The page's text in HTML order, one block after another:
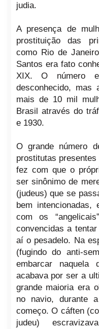
judia.
A presença de
prostituição das
como Rio de
Santos era fato
XIX. O número
desconhecido, mas
mais de 10 mil
Brasil através do
e 1930.
O grande número
prostitutas
fez com que o
ser sinônimo de
(judeus) que se
bem intencionadas,
com os
convencidas a
aí o pesadelo. Na
(fugindo do anti-
embarcar
acabava por ser a
grande maioria era
no navio, durante
começo. O cáften
judeu)